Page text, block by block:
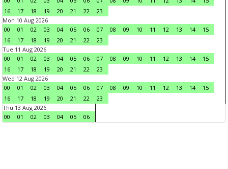
16
17 18 19 20 21 22
23
Mon 10 Aug 2026
00
01 02 03 04 05 06 07 08 09 10 11 12 13 14
15
16
17 18 19 20 21 22
23
Tue 11 Aug 2026
00
01 02 03 04 05 06 07 08 09 10 11 12 13 14
15
16
17 18 19 20 21 22
23
Wed 12 Aug 2026
00
01 02 03 04 05 06 07 08 09 10 11 12 13 14
15
16
17 18 19 20 21 22
23
Thu 13 Aug 2026
00
01 02 03 04 05 06